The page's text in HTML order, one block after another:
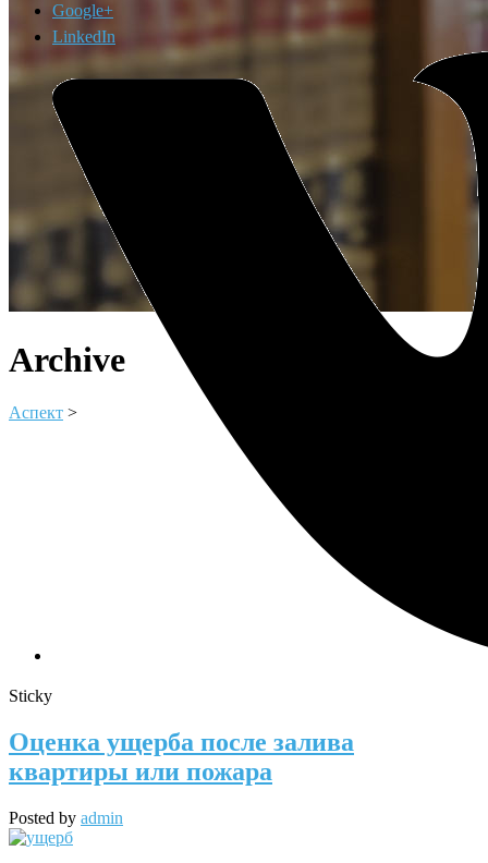
Archive
Аспект >
Google+
LinkedIn
Sticky
Оценка ущерба после залива
квартиры или пожара
Posted by admin